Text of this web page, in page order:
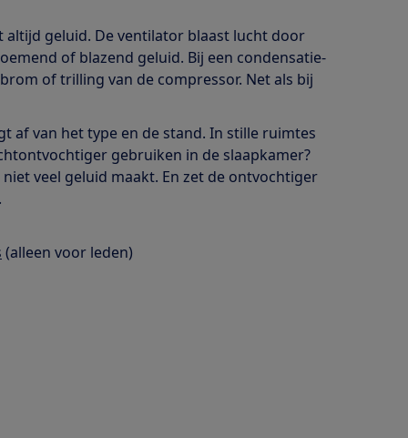
geluid. De ventilator blaast lucht door
of blazend geluid. Bij een condensatie-
of trilling van de compressor. Net als bij
af van het type en de stand. In stille ruimtes
gebruiken in de slaapkamer?
veel geluid maakt. En zet de ontvochtiger
(alleen voor leden)